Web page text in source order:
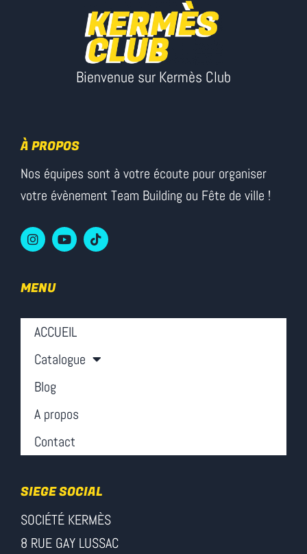
Bienvenue sur Kermès Club
À PROPOS
Nos équipes sont à votre écoute pour organiser
votre évènement Team Building ou Fête de ville !
MENU
ACCUEIL
Catalogue
Blog
A propos
Contact
SIEGE SOCIAL
SOCIÉTÉ KERMÈS
8 RUE GAY LUSSAC